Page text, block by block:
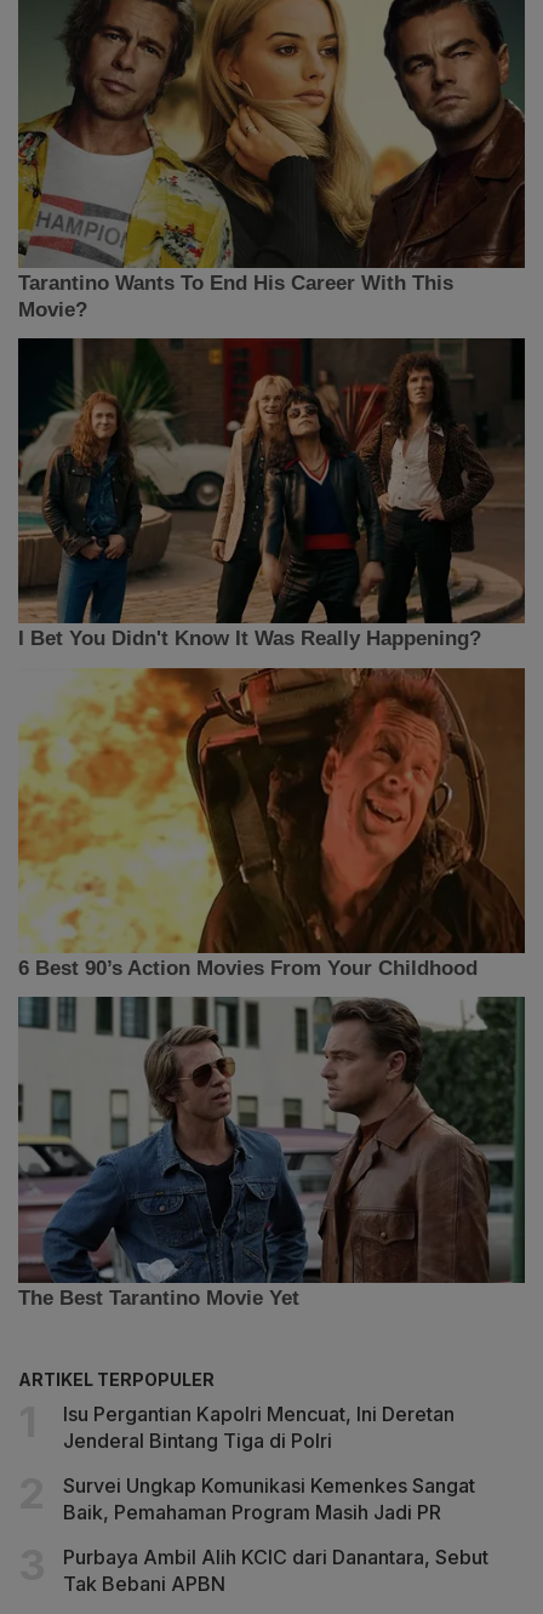
ARTIKEL TERPOPULER
Isu Pergantian Kapolri Mencuat, Ini Deretan
Jenderal Bintang Tiga di Polri
Survei Ungkap Komunikasi Kemenkes Sangat
Baik, Pemahaman Program Masih Jadi PR
Purbaya Ambil Alih KCIC dari Danantara, Sebut
Tak Bebani APBN